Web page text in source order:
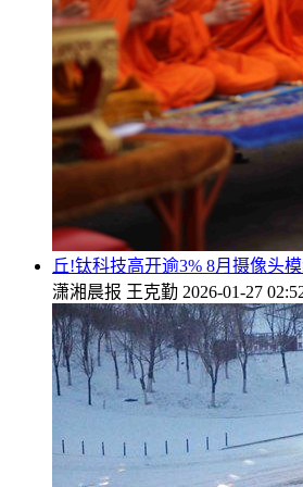
丘!钛科技高开逾3% 8月摄像头
潇湘晨报 王克勤 2026-01-27